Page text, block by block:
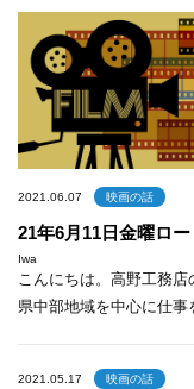
2021.06.07 映画の話
21年6月11日金曜ロ
Iwa
こんにちは。高野工務
県中部地域を中心に仕
2021.05.17 映画の話